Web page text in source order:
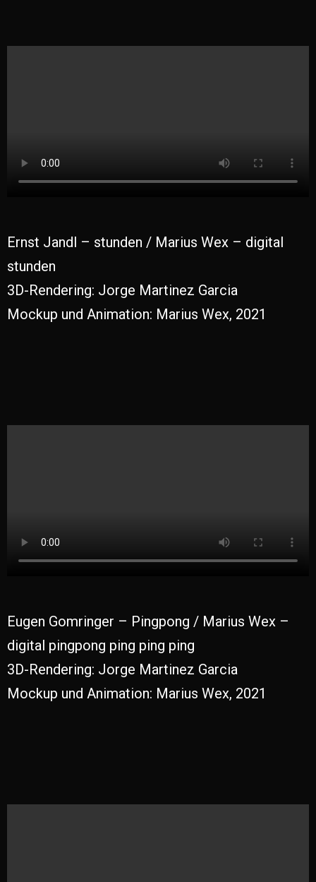
Ernst Jandl – stunden / Marius Wex – digital
stunden
3D-Rendering: Jorge Martinez Garcia
Mockup und Animation: Marius Wex, 2021
Eugen Gomringer – Pingpong / Marius Wex –
digital pingpong ping ping ping
3D-Rendering: Jorge Martinez Garcia
Mockup und Animation: Marius Wex, 2021